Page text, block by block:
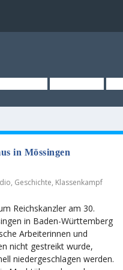
in Mössingen
, Geschichte, Klassenkampf
Reichskanzler am 30.
in Baden-Württemberg
Arbeiterinnen und
nicht gestreikt wurde,
niedergeschlagen werden.